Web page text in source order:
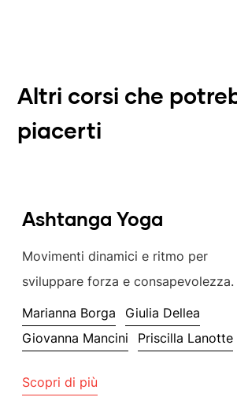
Altri corsi che
piacerti
Ashtanga Yoga
Movimenti dinamici e ritmo per
sviluppare forza e consapevolezza.
Marianna Borga
Giulia Dellea
Giovanna Mancini
Priscilla Lanotte
Scopri di più